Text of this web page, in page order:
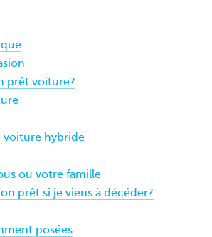
prêt voiture?
voiture hybride
ou votre famille
prêt si je viens à décéder?
posées